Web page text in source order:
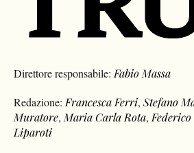
Direttore responsabile: Fabio Massa
Redazione: Francesca Ferri,Stefano
Muratore, Maria Carla Rota,
Liparoti